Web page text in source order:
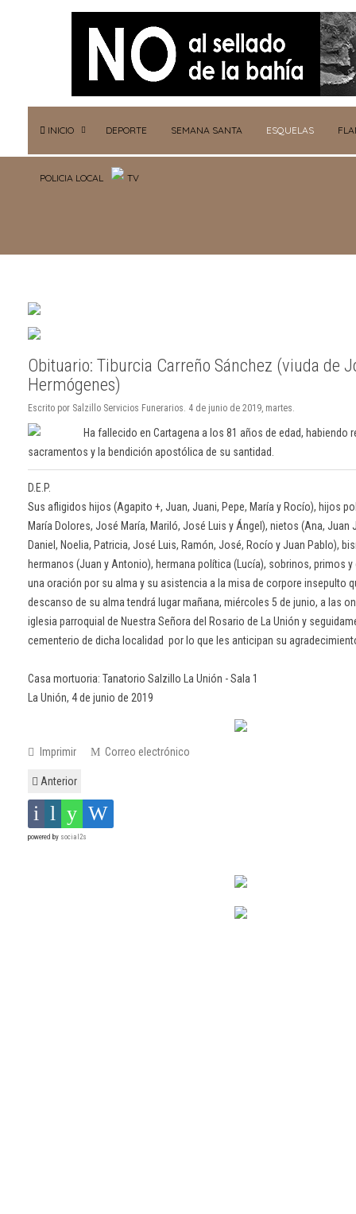
INICIO DEPORTE SEMANA SANTA ESQUELAS
POLICIA LOCAL TV
Obituario: Tiburcia Carreño Sánchez (viuda de
Hermógenes)
Escrito por Salzillo Servicios Funerarios. 4 de junio de 2019, martes.
Ha fallecido en Cartagena a los 81 años de edad,
sacramentos y la bendición apostólica de su santidad.
D.E.P.
Sus afligidos hijos (Agapito +, Juan, Juani, Pepe, María y Rocío), hijos
María Dolores, José María, Mariló, José Luis y Ángel), nietos (Ana, Juan
Daniel, Noelia, Patricia, José Luis, Ramón, José, Rocío y Juan Pablo),
hermanos (Juan y Antonio), hermana política (Lucía), sobrinos, primos
una oración por su alma y su asistencia a la misa de corpore insepulto
descanso de su alma tendrá lugar mañana, miércoles 5 de junio, a las
iglesia parroquial de Nuestra Señora del Rosario de La Unión y
cementerio de dicha localidad por lo que les anticipan su
Casa mortuoria: Tanatorio Salzillo La Unión - Sala 1
La Unión, 4 de junio de 2019
Imprimir Correo electrónico
Anterior
powered by social2s